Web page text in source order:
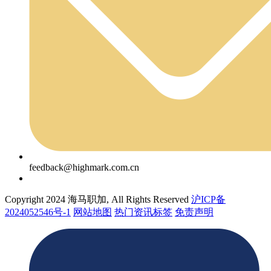
feedback@highmark.com.cn
Copyright 2024 海马职加, All Rights Reserved 沪ICP备
2024052546号-1 网站地图 热门资讯标签 免责声明